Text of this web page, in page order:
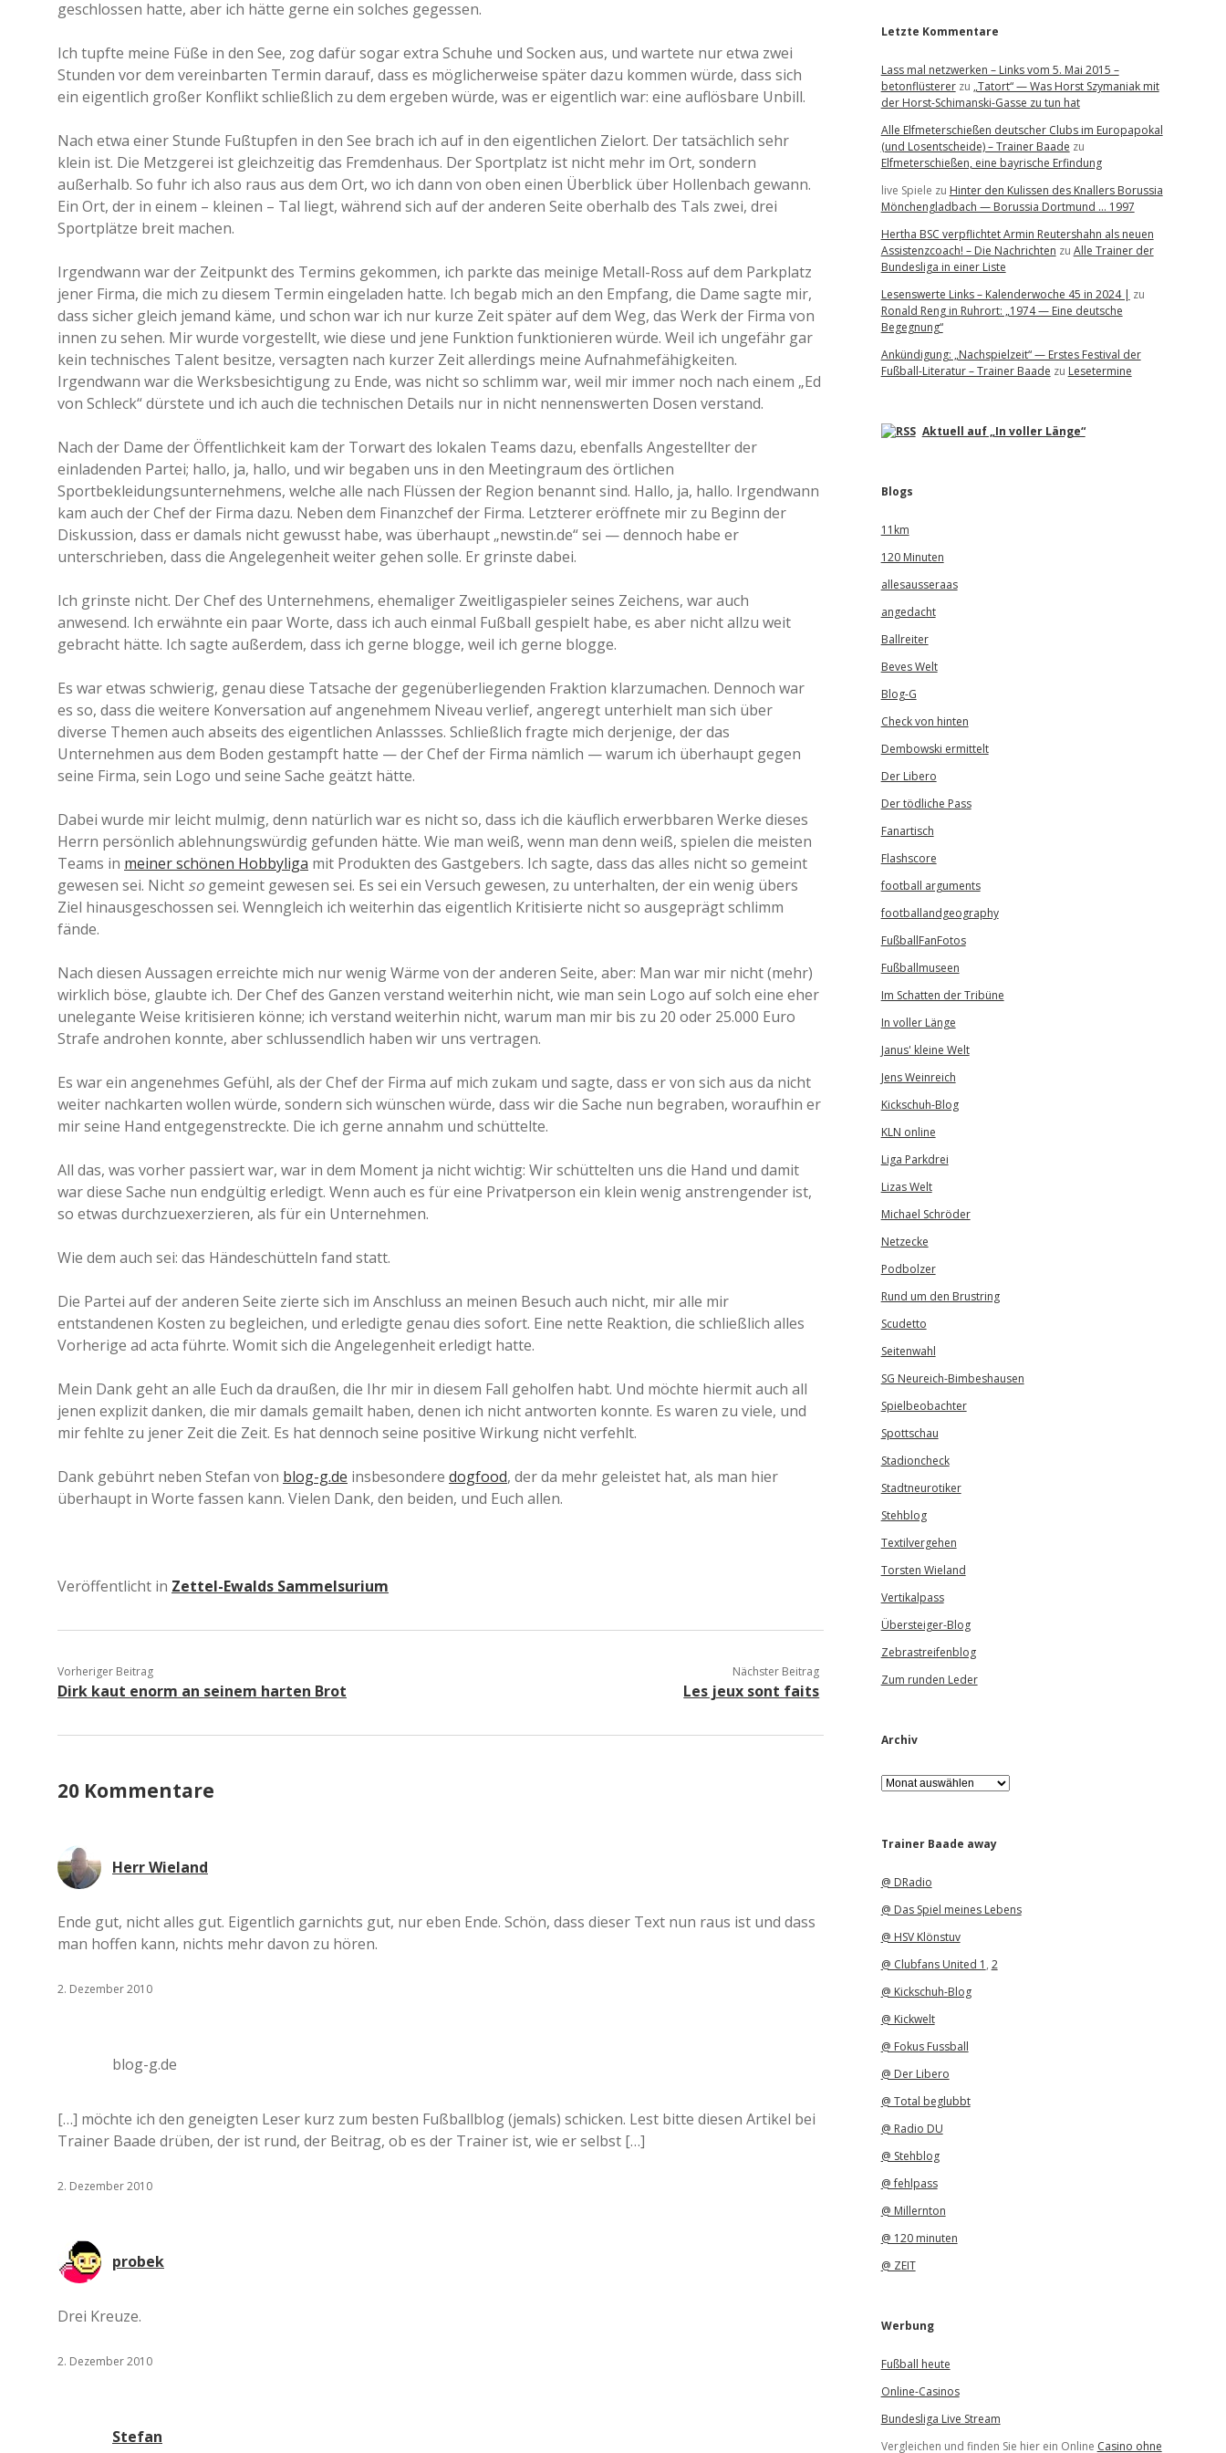
geschlossen hatte, aber ich hätte gerne ein solches gegessen.
Ich tupfte meine Füße in den See, zog dafür sogar extra Schuhe und Socken aus, und wartete nur etwa zwei
Stunden vor dem vereinbarten Termin darauf, dass es möglicherweise später dazu kommen würde, dass sich
ein eigentlich großer Konflikt schließlich zu dem ergeben würde, was er eigentlich war: eine auflösbare Unbill.
Nach etwa einer Stunde Fußtupfen in den See brach ich auf in den eigentlichen Zielort. Der tatsächlich sehr
klein ist. Die Metzgerei ist gleichzeitig das Fremdenhaus. Der Sportplatz ist nicht mehr im Ort, sondern
außerhalb. So fuhr ich also raus aus dem Ort, wo ich dann von oben einen Überblick über Hollenbach gewann.
Ein Ort, der in einem – kleinen – Tal liegt, während sich auf der anderen Seite oberhalb des Tals zwei, drei
Sportplätze breit machen.
Irgendwann war der Zeitpunkt des Termins gekommen, ich parkte das meinige Metall-Ross auf dem Parkplatz
jener Firma, die mich zu diesem Termin eingeladen hatte. Ich begab mich an den Empfang, die Dame sagte mir,
dass sicher gleich jemand käme, und schon war ich nur kurze Zeit später auf dem Weg, das Werk der Firma von
innen zu sehen. Mir wurde vorgestellt, wie diese und jene Funktion funktionieren würde. Weil ich ungefähr gar
kein technisches Talent besitze, versagten nach kurzer Zeit allerdings meine Aufnahmefähigkeiten.
Irgendwann war die Werksbesichtigung zu Ende, was nicht so schlimm war, weil mir immer noch nach einem „Ed
von Schleck“ dürstete und ich auch die technischen Details nur in nicht nennenswerten Dosen verstand.
Nach der Dame der Öffentlichkeit kam der Torwart des lokalen Teams dazu, ebenfalls Angestellter der
einladenden Partei; hallo, ja, hallo, und wir begaben uns in den Meetingraum des örtlichen
Sportbekleidungsunternehmens, welche alle nach Flüssen der Region benannt sind. Hallo, ja, hallo. Irgendwann
kam auch der Chef der Firma dazu. Neben dem Finanzchef der Firma. Letzterer eröffnete mir zu Beginn der
Diskussion, dass er damals nicht gewusst habe, was überhaupt „newstin.de“ sei — dennoch habe er
unterschrieben, dass die Angelegenheit weiter gehen solle. Er grinste dabei.
Ich grinste nicht. Der Chef des Unternehmens, ehemaliger Zweitligaspieler seines Zeichens, war auch
anwesend. Ich erwähnte ein paar Worte, dass ich auch einmal Fußball gespielt habe, es aber nicht allzu weit
gebracht hätte. Ich sagte außerdem, dass ich gerne blogge, weil ich gerne blogge.
Es war etwas schwierig, genau diese Tatsache der gegenüberliegenden Fraktion klarzumachen. Dennoch war
es so, dass die weitere Konversation auf angenehmem Niveau verlief, angeregt unterhielt man sich über
diverse Themen auch abseits des eigentlichen Anlassses. Schließlich fragte mich derjenige, der das
Unternehmen aus dem Boden gestampft hatte — der Chef der Firma nämlich — warum ich überhaupt gegen
seine Firma, sein Logo und seine Sache geätzt hätte.
Dabei wurde mir leicht mulmig, denn natürlich war es nicht so, dass ich die käuflich erwerbbaren Werke dieses
Herrn persönlich ablehnungswürdig gefunden hätte. Wie man weiß, wenn man denn weiß, spielen die meisten
Teams in meiner schönen Hobbyliga mit Produkten des Gastgebers. Ich sagte, dass das alles nicht so gemeint
gewesen sei. Nicht so gemeint gewesen sei. Es sei ein Versuch gewesen, zu unterhalten, der ein wenig übers
Ziel hinausgeschossen sei. Wenngleich ich weiterhin das eigentlich Kritisierte nicht so ausgeprägt schlimm
fände.
Nach diesen Aussagen erreichte mich nur wenig Wärme von der anderen Seite, aber: Man war mir nicht (mehr)
wirklich böse, glaubte ich. Der Chef des Ganzen verstand weiterhin nicht, wie man sein Logo auf solch eine eher
unelegante Weise kritisieren könne; ich verstand weiterhin nicht, warum man mir bis zu 20 oder 25.000 Euro
Strafe androhen konnte, aber schlussendlich haben wir uns vertragen.
Es war ein angenehmes Gefühl, als der Chef der Firma auf mich zukam und sagte, dass er von sich aus da nicht
weiter nachkarten wollen würde, sondern sich wünschen würde, dass wir die Sache nun begraben, woraufhin er
mir seine Hand entgegenstreckte. Die ich gerne annahm und schüttelte.
All das, was vorher passiert war, war in dem Moment ja nicht wichtig: Wir schüttelten uns die Hand und damit
war diese Sache nun endgültig erledigt. Wenn auch es für eine Privatperson ein klein wenig anstrengender ist,
so etwas durchzuexerzieren, als für ein Unternehmen.
Wie dem auch sei: das Händeschütteln fand statt.
Die Partei auf der anderen Seite zierte sich im Anschluss an meinen Besuch auch nicht, mir alle mir
entstandenen Kosten zu begleichen, und erledigte genau dies sofort. Eine nette Reaktion, die schließlich alles
Vorherige ad acta führte. Womit sich die Angelegenheit erledigt hatte.
Mein Dank geht an alle Euch da draußen, die Ihr mir in diesem Fall geholfen habt. Und möchte hiermit auch all
jenen explizit danken, die mir damals gemailt haben, denen ich nicht antworten konnte. Es waren zu viele, und
mir fehlte zu jener Zeit die Zeit. Es hat dennoch seine positive Wirkung nicht verfehlt.
Dank gebührt neben Stefan von blog-g.de insbesondere dogfood, der da mehr geleistet hat, als man hier
überhaupt in Worte fassen kann. Vielen Dank, den beiden, und Euch allen.
Veröffentlicht in Zettel-Ewalds Sammelsurium
Vorheriger Beitrag
Dirk kaut enorm an seinem harten Brot
Nächster Beitrag
Les jeux sont faits
20 Kommentare
Herr Wieland
Ende gut, nicht alles gut. Eigentlich garnichts gut, nur eben Ende. Schön, dass dieser Text nun raus ist und dass
man hoffen kann, nichts mehr davon zu hören.
2. Dezember 2010
blog-g.de
[…] möchte ich den geneigten Leser kurz zum besten Fußballblog (jemals) schicken. Lest bitte diesen Artikel bei
Trainer Baade drüben, der ist rund, der Beitrag, ob es der Trainer ist, wie er selbst […]
2. Dezember 2010
probek
Drei Kreuze.
2. Dezember 2010
Stefan
Letzte Kommentare
Lass mal netzwerken – Links vom 5. Mai 2015 –
betonflüstererzu „Tatort“ — Was Horst Szymaniak mit
der Horst-Schimanski-Gasse zu tun hat
Alle Elfmeterschießen deutscher Clubs im Europapokal
(und Losentscheide) – Trainer Baade zu
Elfmeterschießen, eine bayrische Erfindung
live Spiele zu Hinter den Kulissen des Knallers Borussia
Mönchengladbach — Borussia Dortmund … 1997
Hertha BSC verpflichtet Armin Reutershahn als neuen
Assistenzcoach! – Die Nachrichten zu Alle Trainer der
Bundesliga in einer Liste
Lesenswerte Links – Kalenderwoche 45 in 2024 | zu
Ronald Reng in Ruhrort: „1974 — Eine deutsche
Begegnung“
Ankündigung: „Nachspielzeit“ — Erstes Festival der
Fußball-Literatur – Trainer Baade zu Lesetermine
Aktuell auf „In voller Länge“
Blogs
11km
120 Minuten
allesausseraas
angedacht
Ballreiter
Beves Welt
Blog-G
Check von hinten
Dembowski ermittelt
Der Libero
Der tödliche Pass
Fanartisch
Flashscore
football arguments
footballandgeography
FußballFanFotos
Fußballmuseen
Im Schatten der Tribüne
In voller Länge
Janus' kleine Welt
Jens Weinreich
Kickschuh-Blog
KLN online
Liga Parkdrei
Lizas Welt
Michael Schröder
Netzecke
Podbolzer
Rund um den Brustring
Scudetto
Seitenwahl
SG Neureich-Bimbeshausen
Spielbeobachter
Spottschau
Stadioncheck
Stadtneurotiker
Stehblog
Textilvergehen
Torsten Wieland
Vertikalpass
Übersteiger-Blog
Zebrastreifenblog
Zum runden Leder
Archiv
A
r
iTrainer Baade away
@ DRadio
@ Das Spiel meines Lebens
@ HSV Klönstuv
@ Clubfans United 1 , 2
@ Kickschuh-Blog
@ Kickwelt
@ Fokus Fussball
@ Der Libero
@ Total beglubbt
@ Radio DU
@ Stehblog
@ fehlpass
@ Millernton
@ 120 minuten
@ ZEIT
Werbung
Fußball heute
Online-Casinos
Bundesliga Live Stream
Vergleichen und finden Sie hier ein Online Casino ohne